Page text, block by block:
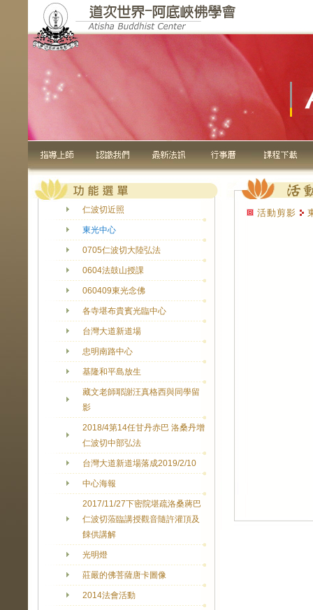
仁波切近照
東光中心
0705仁波切大陸弘法
0604法鼓山授課
060409東光念佛
各寺堪布貴賓光臨中心
台灣大道新道場
忠明南路中心
基隆和平島放生
藏文老師耶謝汪真格西與同學留
影
2018/4第14任甘丹赤巴 洛桑丹增
仁波切中部弘法
台灣大道新道場落成2019/2/10
中心海報
2017/11/27下密院堪疏洛桑蔣巴
仁波切蒞臨講授觀音隨許灌頂及
餗供講解
光明燈
莊嚴的佛菩薩唐卡圖像
2014法會活動
活動剪影